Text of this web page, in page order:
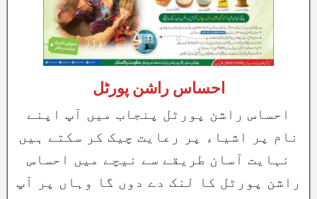
احساس راشن پورٹل
احساس راشن پورٹل پنجاب میں آپ اپنے
نام پر اشیاء پر رعایت چیک کر سکتے ہیں
نہایت آسان طریقے سے نیچے میں احساس
راشن پورٹل کا لنک دے دوں گا وہاں پر آپ